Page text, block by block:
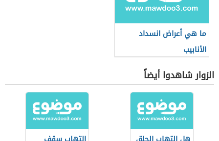
ما هي أعراض انسداد
الأنابيب
الزوار شاهدوا أيضاً